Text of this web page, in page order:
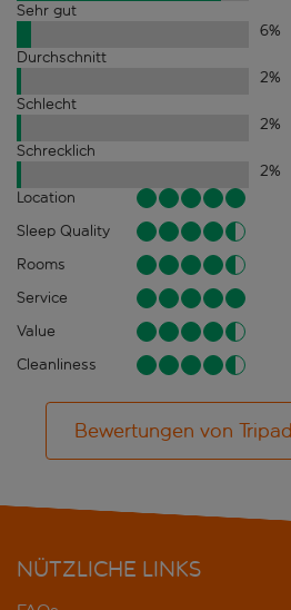
Sehr gut
6%
Durchschnitt
2%
Schlecht
2%
Schrecklich
2%
Location
Sleep Quality
Rooms
Service
Value
Cleanliness
Bewertungen von
NÜTZLICHE LINKS